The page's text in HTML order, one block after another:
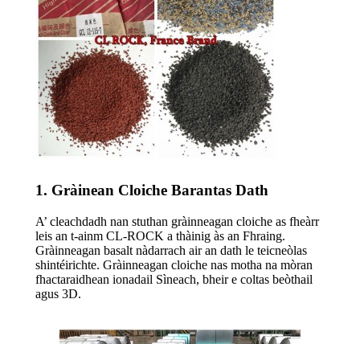
1. Gràinean Cloiche Barantas Dath
A’ cleachdadh nan stuthan gràinneagan cloiche as fheàrr
leis an t-ainm CL-ROCK a thàinig às an Fhraing.
Gràinneagan basalt nàdarrach air an dath le teicneòlas
shintéirichte. Gràinneagan cloiche nas motha na mòran
fhactaraidhean ionadail Sìneach, bheir e coltas beòthail
agus 3D.